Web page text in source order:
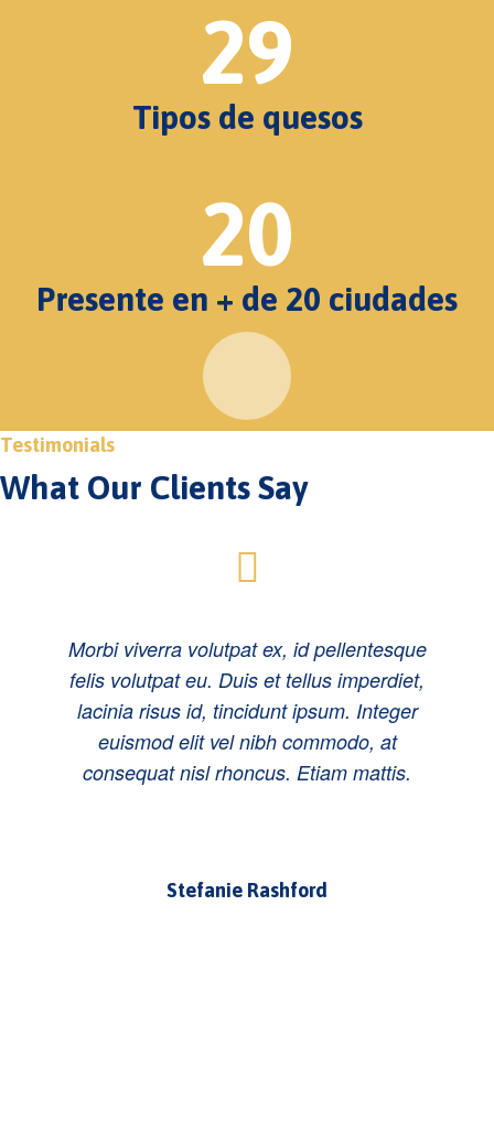
29
Tipos de quesos
20
Presente en + de 20 ciudades
Testimonials
What Our Clients Say
Morbi viverra volutpat ex, id pellentesque
felis volutpat eu. Duis et tellus imperdiet,
lacinia risus id, tincidunt ipsum. Integer
euismod elit vel nibh commodo, at
consequat nisl rhoncus. Etiam mattis.
Stefanie Rashford